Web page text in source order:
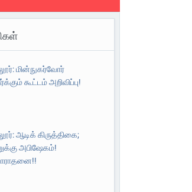
மின்நுகர்வோர்
கூட்டம் அறிவிப்பு!
ஆடிக் கிருத்திகை;
அபிஷேகம்!